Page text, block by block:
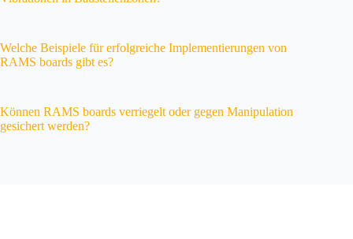
Welche Beispiele für erfolgreiche Implementierungen von
RAMS boards gibt es?
Können RAMS boards verriegelt oder gegen Manipulation
gesichert werden?